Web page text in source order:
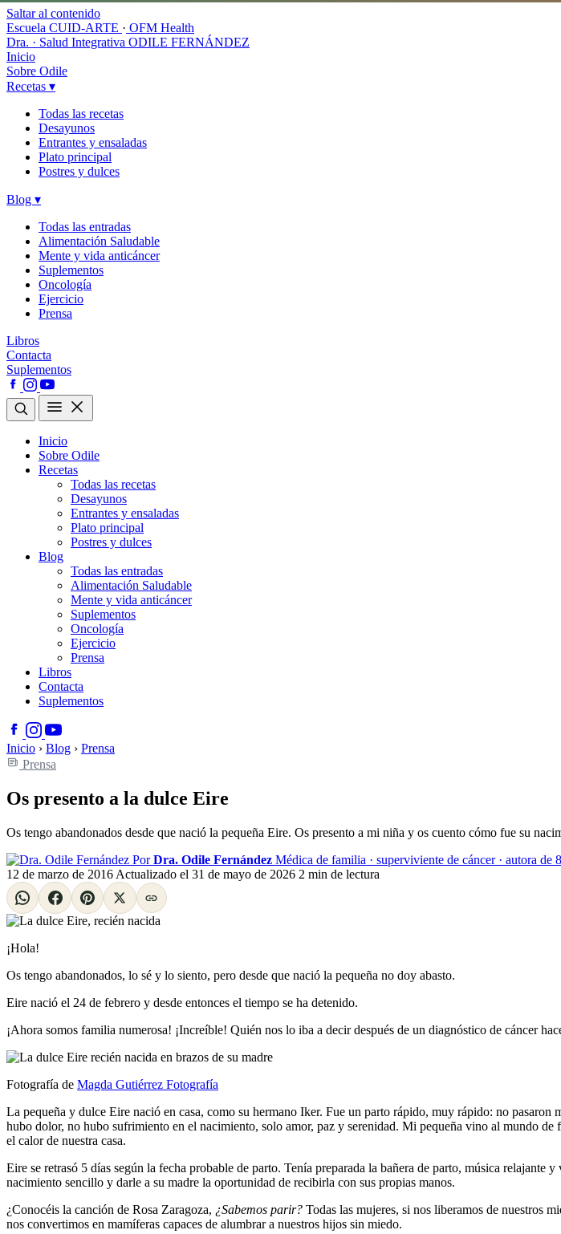
Saltar al contenido
Escuela CUID-ARTE · OFM Health
Dra. · Salud Integrativa ODILE FERNÁNDEZ
Inicio
Sobre Odile
Recetas ▾
Todas las recetas
Desayunos
Entrantes y ensaladas
Plato principal
Postres y dulces
Blog ▾
Todas las entradas
Alimentación Saludable
Mente y vida anticáncer
Suplementos
Oncología
Ejercicio
Prensa
Libros
Contacta
Suplementos
Inicio
Sobre Odile
Recetas
Todas las recetas
Desayunos
Entrantes y ensaladas
Plato principal
Postres y dulces
Blog
Todas las entradas
Alimentación Saludable
Mente y vida anticáncer
Suplementos
Oncología
Ejercicio
Prensa
Libros
Contacta
Suplementos
Inicio › Blog › Prensa
Prensa
Os presento a la dulce Eire
Os tengo abandonados desde que nació la pequeña Eire. Os presento a mi niña y os cuento cómo fue su
Por Dra. Odile Fernández Médica de familia · superviviente de cáncer · autora de
12 de marzo de 2016 Actualizado el 31 de mayo de 2026 2 min de lectura
¡Hola!
Os tengo abandonados, lo sé y lo siento, pero desde que nació la pequeña no doy abasto.
Eire nació el 24 de febrero y desde entonces el tiempo se ha detenido.
¡Ahora somos familia numerosa! ¡Increíble! Quién nos lo iba a decir después de un diagnóstico de cáncer
Fotografía de Magda Gutiérrez Fotografía
La pequeña y dulce Eire nació en casa, como su hermano Iker. Fue un parto rápido, muy rápido: no
hubo dolor, no hubo sufrimiento en el nacimiento, solo amor, paz y serenidad. Mi pequeña vino al mundo
el calor de nuestra casa.
Eire se retrasó 5 días según la fecha probable de parto. Tenía preparada la bañera de parto, música
nacimiento sencillo y darle a su madre la oportunidad de recibirla con sus propias manos.
¿Conocéis la canción de Rosa Zaragoza, ¿Sabemos parir? Todas las mujeres, si nos liberamos de nuestros
nos convertimos en mamíferas capaces de alumbrar a nuestros hijos sin miedo.